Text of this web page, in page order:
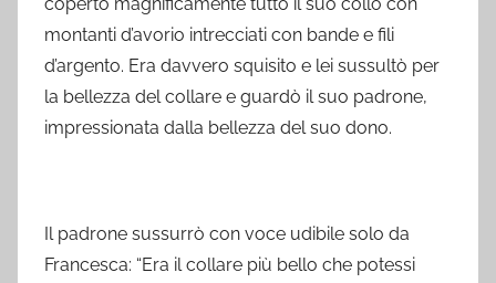
montanti d’avorio intrecciati con bande e fili
d’argento. Era davvero squisito e lei sussultò per
la bellezza del collare e guardò il suo padrone,
impressionata dalla bellezza del suo dono.
Il padrone sussurrò con voce udibile solo da
Francesca: “Era il collare più bello che potessi